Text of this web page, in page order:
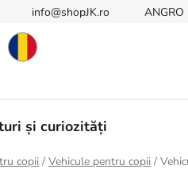
info@shopJK.ro ANGRO
și curiozități
copii / Vehicule pentru copii /